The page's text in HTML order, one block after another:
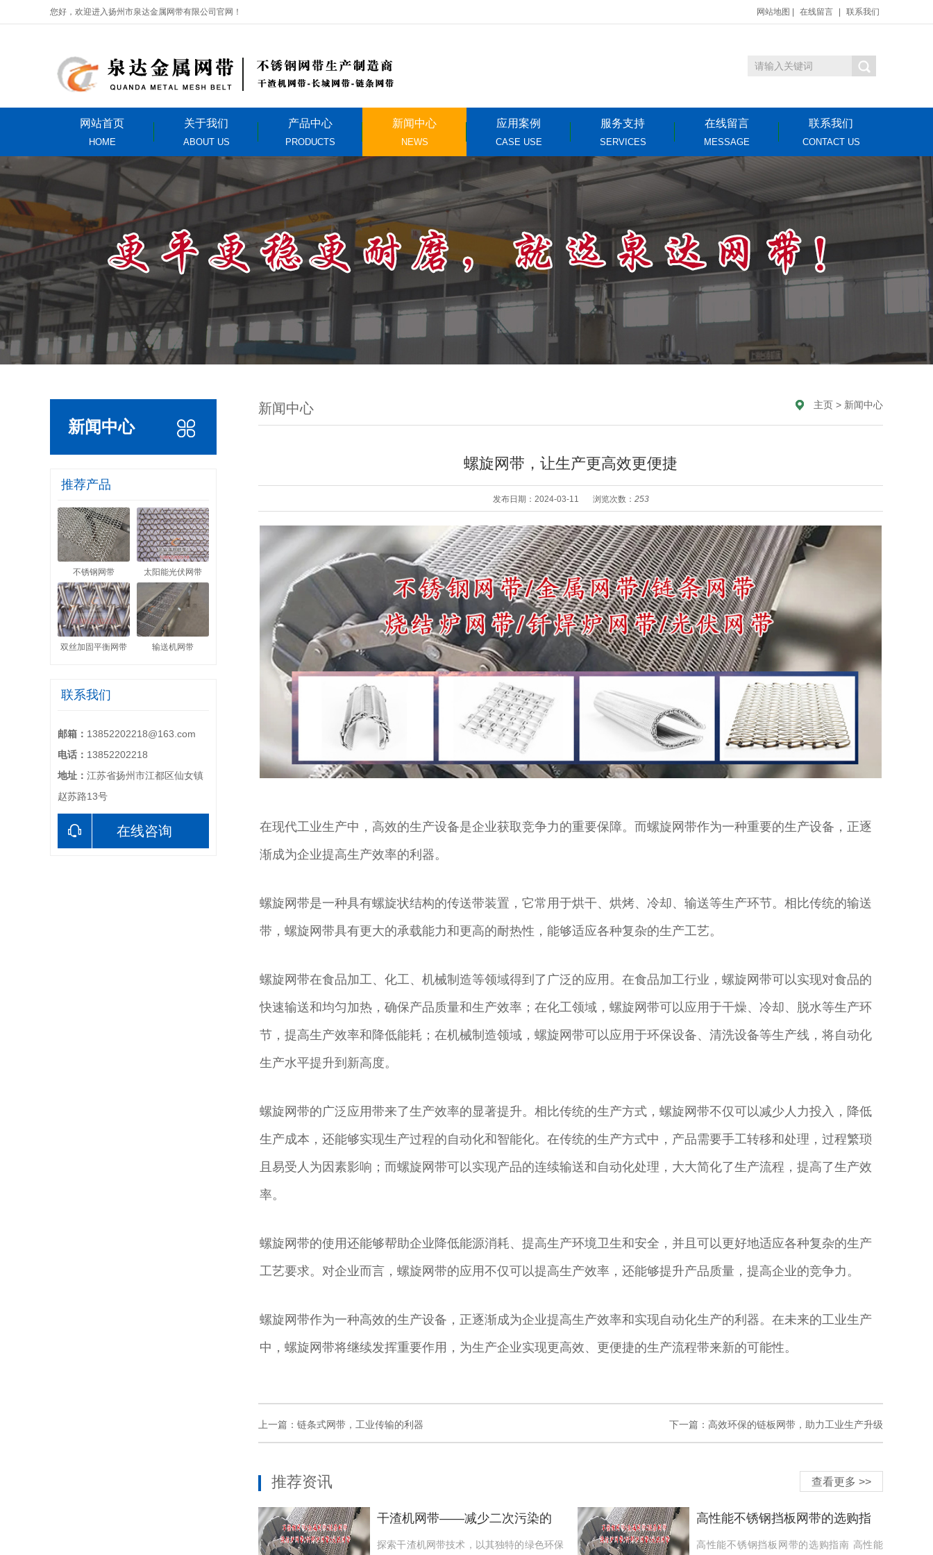
您好，欢迎进入扬州市泉达金属网带有限公司官网！ 网站地图 在线留言 联系我们
网站首页
HOME
关于我们
ABOUT US
产品中心
PRODUCTS
新闻中心
NEWS
应用案例
CASE USE
服务支持
SERVICES
在线留言
MESSAGE
联系我们
CONTACT US
新闻中心
推荐产品
不锈钢网带 太阳能光伏网带
双丝加固平衡网带 输送机网带
联系我们
邮箱： 13852202218@163.com
电话： 13852202218
地址： 江苏省扬州市江都区仙女镇
赵苏路13号
在线咨询
主页 > 新闻中心
新闻中心
螺旋网带，让生产更高效更便捷
发布日期：2024-03-11 浏览次数： 253
在现代工业生产中，高效的生产设备是企业获取竞争力的重要保障。而螺旋网带作为一种重要的生产设备，正逐
渐成为企业提高生产效率的利器。
螺旋网带是一种具有螺旋状结构的传送带装置，它常用于烘干、烘烤、冷却、输送等生产环节。相比传统的输送
带，螺旋网带具有更大的承载能力和更高的耐热性，能够适应各种复杂的生产工艺。
螺旋网带在食品加工、化工、机械制造等领域得到了广泛的应用。在食品加工行业，螺旋网带可以实现对食品的
快速输送和均匀加热，确保产品质量和生产效率；在化工领域，螺旋网带可以应用于干燥、冷却、脱水等生产环
节，提高生产效率和降低能耗；在机械制造领域，螺旋网带可以应用于环保设备、清洗设备等生产线，将自动化
生产水平提升到新高度。
螺旋网带的广泛应用带来了生产效率的显著提升。相比传统的生产方式，螺旋网带不仅可以减少人力投入，降低
生产成本，还能够实现生产过程的自动化和智能化。在传统的生产方式中，产品需要手工转移和处理，过程繁琐
且易受人为因素影响；而螺旋网带可以实现产品的连续输送和自动化处理，大大简化了生产流程，提高了生产效
率。
螺旋网带的使用还能够帮助企业降低能源消耗、提高生产环境卫生和安全，并且可以更好地适应各种复杂的生产
工艺要求。对企业而言，螺旋网带的应用不仅可以提高生产效率，还能够提升产品质量，提高企业的竞争力。
螺旋网带作为一种高效的生产设备，正逐渐成为企业提高生产效率和实现自动化生产的利器。在未来的工业生产
中，螺旋网带将继续发挥重要作用，为生产企业实现更高效、更便捷的生产流程带来新的可能性。
上一篇：链条式网带，工业传输的利器 下一篇：高效环保的链板网带，助力工业生产升级
查看更多 >>
推荐资讯
干渣机网带——减少二次污染的
绿色环保选择
探索干渣机网带技术，以其独特的绿色环保
高性能不锈钢挡板网带的选购指
南
高性能不锈钢挡板网带的选购指南 高性能